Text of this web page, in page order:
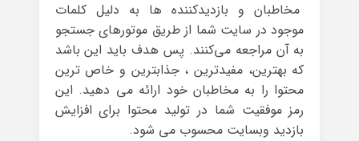
مخاطبان و بازدیدکننده ها به دلیل کلمات
موجود در سایت شما از طریق موتورهای جستجو
به آن مراجعه می‌کنند. پس هدف باید این باشد
که بهترین، مفیدترین ، جذابترین و خاص ترین
محتوا را به مخاطبان خود ارائه می دهید. این
رمز موفقیت شما در تولید محتوا برای افزایش
بازدید وبسایت محسوب می شود.